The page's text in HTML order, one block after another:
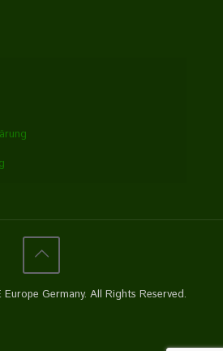
Germany. All Rights Reserved.